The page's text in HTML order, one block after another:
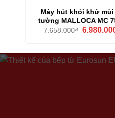
Máy hút khói khử mùi
tường MALLOCA MC
7.658.000₫ Giá